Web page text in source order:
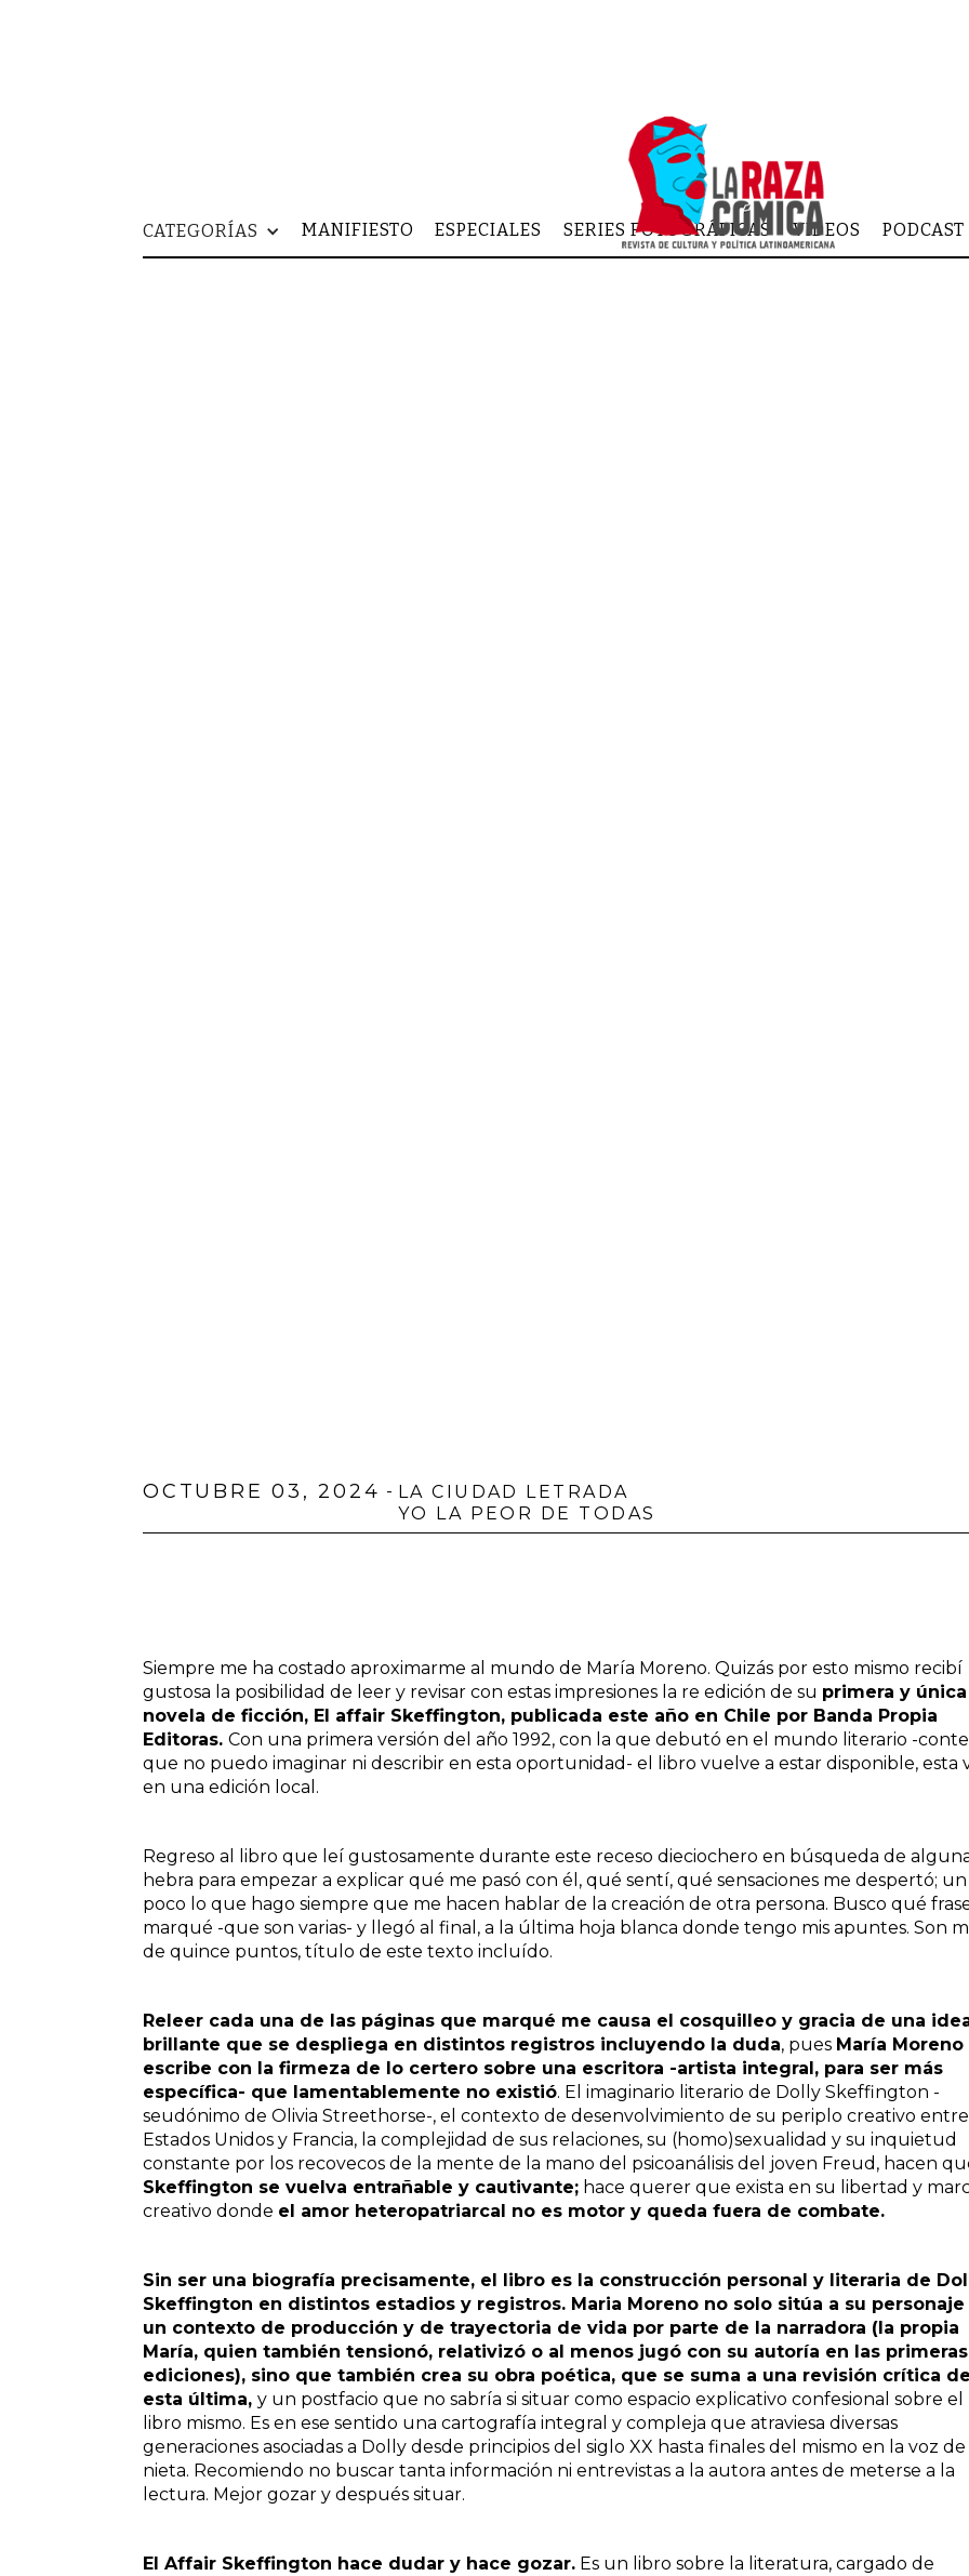
CATEGORÍAS MANIFIESTO ESPECIALES SERIES FOTOGRÁFICAS VIDEOS PODCAST
OCTUBRE 03, 2024 - LA CIUDAD LETRADA
YO LA PEOR DE TODAS
Siempre me ha costado aproximarme al mundo de María Moreno. Quizás por esto mismo recibí
gustosa la posibilidad de leer y revisar con estas impresiones la re edición de su primera y única
novela de ficción, El affair Skeffington, publicada este año en Chile por Banda Propia
Editoras. Con una primera versión del año 1992, con la que debutó en el mundo literario -
que no puedo imaginar ni describir en esta oportunidad- el libro vuelve a estar disponible, esta
en una edición local.
Regreso al libro que leí gustosamente durante este receso dieciochero en búsqueda de
hebra para empezar a explicar qué me pasó con él, qué sentí, qué sensaciones me despertó; un
poco lo que hago siempre que me hacen hablar de la creación de otra persona. Busco qué
marqué -que son varias- y llegó al final, a la última hoja blanca donde tengo mis apuntes. Son
de quince puntos, título de este texto incluído.
Releer cada una de las páginas que marqué me causa el cosquilleo y gracia de una
brillante que se despliega en distintos registros incluyendo la duda, pues María Moreno
escribe con la firmeza de lo certero sobre una escritora -artista integral, para ser más
específica- que lamentablemente no existió. El imaginario literario de Dolly Skeffington -
seudónimo de Olivia Streethorse-, el contexto de desenvolvimiento de su periplo creativo entre
Estados Unidos y Francia, la complejidad de sus relaciones, su (homo)sexualidad y su inquietud
constante por los recovecos de la mente de la mano del psicoanálisis del joven Freud, hacen
Skeffington se vuelva entrañable y cautivante; hace querer que exista en su libertad y
creativo donde el amor heteropatriarcal no es motor y queda fuera de combate.
Sin ser una biografía precisamente, el libro es la construcción personal y literaria de
Skeffington en distintos estadios y registros. Maria Moreno no solo sitúa a su personaje
un contexto de producción y de trayectoria de vida por parte de la narradora (la propia
María, quien también tensionó, relativizó o al menos jugó con su autoría en las primeras
ediciones), sino que también crea su obra poética, que se suma a una revisión crítica de
esta última, y un postfacio que no sabría si situar como espacio explicativo confesional sobre el
libro mismo. Es en ese sentido una cartografía integral y compleja que atraviesa diversas
generaciones asociadas a Dolly desde principios del siglo XX hasta finales del mismo en la voz de
nieta. Recomiendo no buscar tanta información ni entrevistas a la autora antes de meterse a la
lectura. Mejor gozar y después situar.
El Affair Skeffington hace dudar y hace gozar. Es un libro sobre la literatura, cargado de